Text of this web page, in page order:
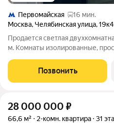
Первомайская
16 мин.
Москва, Челябинская улица,19к4
Продается светлая
м. Комнаты изолированные,
кухня 10 кв. м. Квартира
дома 1978 года
Позвонить
28 000 000 ₽
66,6 м² 2-комн. квартира 31